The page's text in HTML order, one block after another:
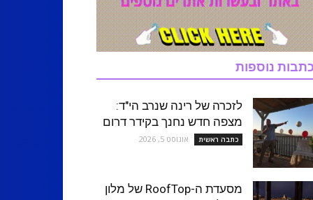
נוספות
לזכרה של רינה שנרב הי"ד:
מצפה חדש נחנך בקידר דרום
כתבה ראשית אוגוסט 5, 2026
מסעדת ה-RoofTop של מלון